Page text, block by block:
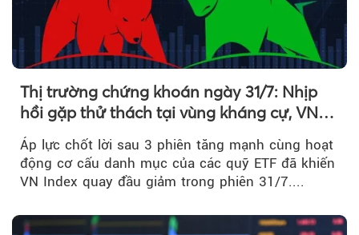
Thị trường chứng khoán ngày 31/7: Nhịp
hồi gặp thử thách tại vùng kháng cự, VN
Index giảm gần 9 điểm trong phiên cuối...
Áp lực chốt lời sau 3 phiên tăng mạnh cùng hoạt
động cơ cấu danh mục của các quỹ ETF đã khiến
VN Index quay đầu giảm trong phiên 31/7....